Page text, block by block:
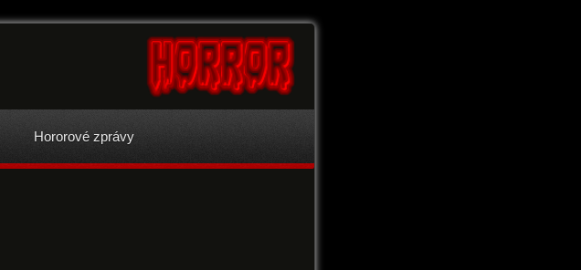
Hororové zprávy